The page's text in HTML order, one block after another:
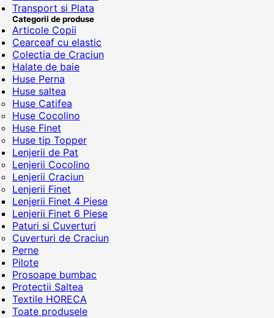
Transport si Plata
Categorii de produse
Articole Copii
Cearceaf cu elastic
Colectia de Craciun
Halate de baie
Huse Perna
Huse saltea
Huse Catifea
Huse Cocolino
Huse Finet
Huse tip Topper
Lenjerii de Pat
Lenjerii Cocolino
Lenjerii Craciun
Lenjerii Finet
Lenjerii Finet 4 Piese
Lenjerii Finet 6 Piese
Paturi si Cuverturi
Cuverturi de Craciun
Perne
Pilote
Prosoape bumbac
Protectii Saltea
Textile HORECA
Toate produsele